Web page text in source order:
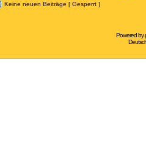
Keine neuen Beiträge [ Gesperrt ]
Powered by